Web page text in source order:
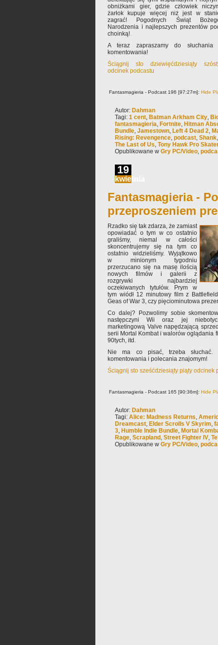
obniżkami gier, gdzie człowiek
żarłok kupuje więcej niż jest w
zagrać! Pogodnych Świąt
Narodzenia i najlepszych prezentów
choinką!
A teraz zapraszamy do słuchania
komentowania!
Ściągnij sto dziewięćdziesiąty
odcinek podcastu
Fantasmagieria - Podcast 196 [97:27m]: Hide
Autor: Dahman
Tagi: 1 cent, Batman Arkham City,
fantasmagieria, Fortnite, Hitman
Bundle, Jamestown, Left 4 Dead 2,
Rising: Revengence, podcast, Shank
The Last of Us, Tony Hawk Pro
Opublikowane w Gry PC/Video,
19
kwietnia
Fantasmagieria -
przeproszeniem
Rzadko się tak zdarza, że zamiast
opowiadać o tym w co ostatnio
graliśmy, niemal w całości
skoncentrujemy się na tym co
ostatnio widzieliśmy. Wyjątkowo
w minionym tygodniu
przerzucano się na masę ilością
nowych filmów i galerii z
rozgrywki najbardziej
oczekiwanych tytułów. Prym w
tym wiódł 12 minutowy film z
Geas of War 3, czy pięciominutowa
Co dalej? Pozwolimy sobie
następczyni Wii oraz jej
marketingową Valve napędzającą
serii Mortal Kombat i walorów oglądania
90tych, itd.
Nie ma co pisać, trzeba słuchać.
komentowania i polecania znajomym!
Ściągnij sto sześćdziesiąty piąty odcinek
Fantasmagieria - Podcast 165 [90:36m]: Hide
Autor: Dahman
Tagi: Alice: Madness Returns,
Dreamcast, Elder Scrolls V Skyrim,
3, Humble Indie Bundle, Mortal
Rage, Scrapland , Street Fighter IV,
Opublikowane w Gry PC/Video,